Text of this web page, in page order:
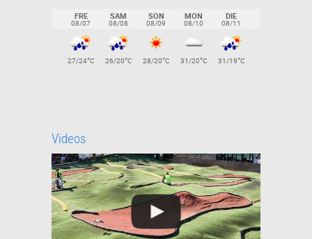
FRE
08/07
SAM
08/08
SON
08/09
MON
08/10
DIE
08/11
27/24°C 26/20°C 28/20°C 31/20°C 31/19°C
Videos